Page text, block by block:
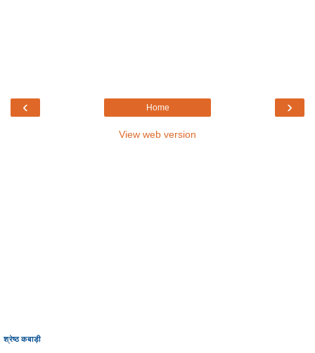
‹ ›
Home
View web version
श्रेष्ठ कबाड़ी